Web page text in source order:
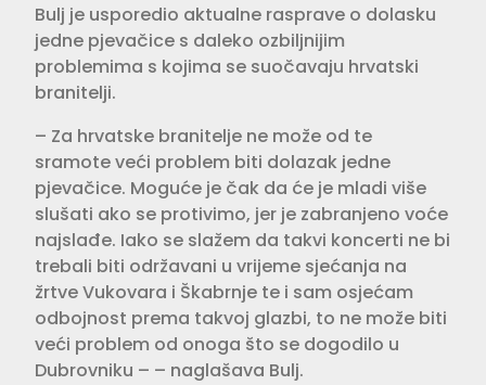
Bulj je usporedio aktualne rasprave o dolasku
jedne pjevačice s daleko ozbiljnijim
problemima s kojima se suočavaju hrvatski
branitelji.
– Za hrvatske branitelje ne može od te
sramote veći problem biti dolazak jedne
pjevačice. Moguće je čak da će je mladi više
slušati ako se protivimo, jer je zabranjeno voće
najslađe. Iako se slažem da takvi koncerti ne bi
trebali biti održavani u vrijeme sjećanja na
žrtve Vukovara i Škabrnje te i sam osjećam
odbojnost prema takvoj glazbi, to ne može biti
veći problem od onoga što se dogodilo u
Dubrovniku – – naglašava Bulj.